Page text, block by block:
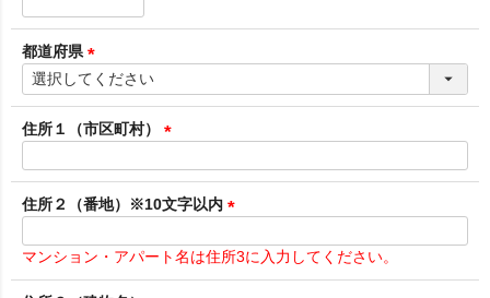
必
須
)
都道府県
(
必
須
住所１（市区町村）
必
須
住所２（番地）※10文字以内
必
須
マンション・アパート名は住所3に入力してください。